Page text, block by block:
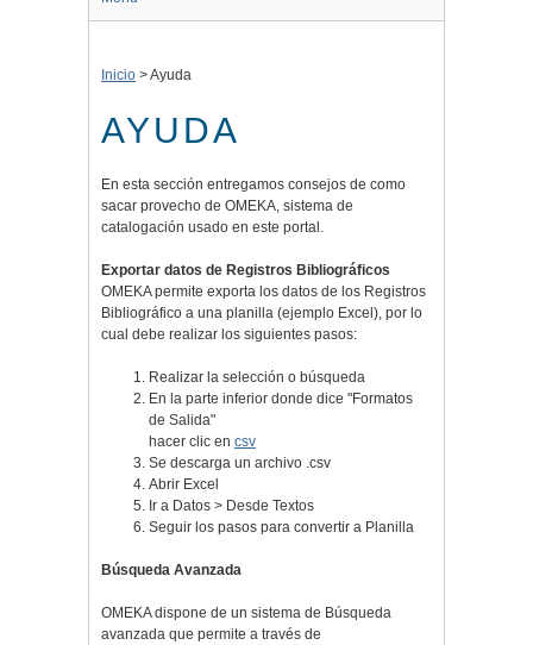
Inicio >Ayuda
AYUDA
En esta sección entregamos consejos de como
sacar provecho de OMEKA, sistema de
catalogación usado en este portal.
Exportar datos de Registros Bibliográficos
OMEKA permite exporta los datos de los Registros
Bibliográfico a una planilla (ejemplo Excel), por lo
cual debe realizar los siguientes pasos:
Realizar la selección o búsqueda
En la parte inferior donde dice "Formatos
de Salida"
hacer clic en csv
Se descarga un archivo .csv
Abrir Excel
Ir a Datos > Desde Textos
Seguir los pasos para convertir a Planilla
Búsqueda Avanzada
OMEKA dispone de un sistema de Búsqueda
avanzada que permite a través de